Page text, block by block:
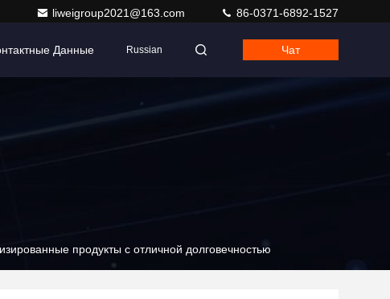
liweigroup2021@163.com 86-0371-6892-1527
Данные Russian Чат
продукты с отличной долговечностью